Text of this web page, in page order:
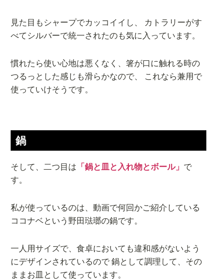
見た目もシャープでカッコイイし、 カトラリーがす
べてシルバーで統一されたのも気に入っています。
慣れたら使い心地は悪くなく、箸が口に触れる時の
つるっとした感じも滑らかなので、 これなら兼用で
使っていけそうです。
鍋
そして、二つ目は 「鍋と皿と入れ物とボール」 で
す。
私が使っているのは、動画で何回かご紹介している
ココナベという野田琺瑯の鍋です。
一人用サイズで、食卓においても違和感がないよう
にデザインされているので 鍋として調理して、その
ままお皿として使っています。